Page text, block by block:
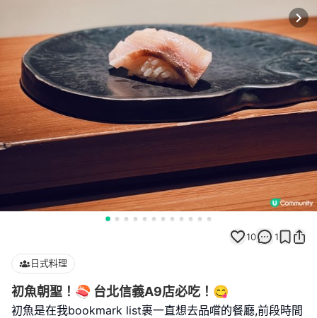
10 1
日式料理
初魚朝聖！🍣 台北信義A9店必吃！😋
初魚是在我bookmark list裹一直想去品嚐的餐廳,前段時間